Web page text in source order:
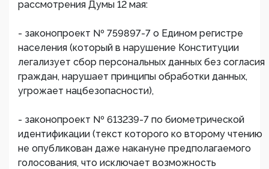
рассмотрения Думы 12 мая:
- законопроект № 759897-7 о Едином регистре
населения (который в нарушение Конституции
легализует сбор персональных данных без согласия
граждан, нарушает принципы обработки данных,
угрожает нацбезопасности),
- законопроект № 613239-7 по биометрической
идентификации (текст которого ко второму чтению
не опубликован даже накануне предполагаемого
голосования, что исключает возможность